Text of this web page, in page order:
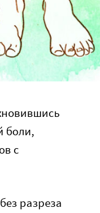
боли,
с
разреза